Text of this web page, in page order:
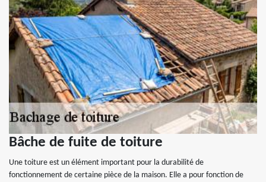
Bâche de fuite de toiture
Une toiture est un élément important pour la durabilité de
fonctionnement de certaine pièce de la maison. Elle a pour fonction de